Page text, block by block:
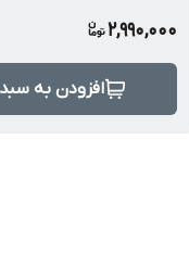
2,990,000
افزودن به